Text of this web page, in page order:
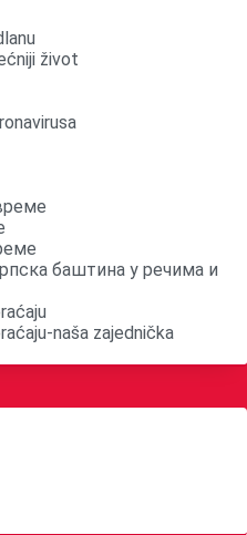
život
баштина у речима и
naša zajednička